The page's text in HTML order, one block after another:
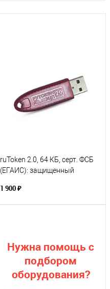
ruToken 2.0, 64 КБ, серт. ФСБ
(ЕГАИС): защищенный
1 900 ₽
Нужна помощь с
подбором
оборудования?